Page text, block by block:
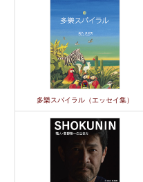
多樂スパイラル（エッセイ集）